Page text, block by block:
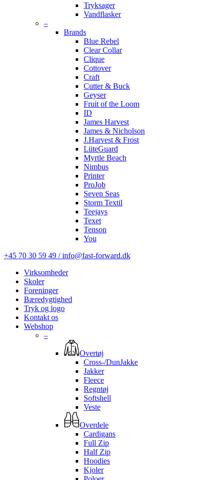
Tryksager
Vandflasker
–
Brands
Blue Rebel
Clear Collar
Clique
Cottover
Craft
Cutter & Buck
Geyser
Fruit of the Loom
ID
James Harvest
James & Nicholson
J.Harvest & Frost
LiiteGuard
Myrtle Beach
Nimbus
Printer
ProJob
Seven Seas
Storm Textil
Teejays
Texet
Tenson
You
+45 70 30 59 49 / info@fast-forward.dk
Virksomheder
Skoler
Foreninger
Bæredygtighed
Tryk og logo
Kontakt os
Webshop
–
Overtøj
Cross-/DunJakke
Jakker
Fleece
Regntøj
Softshell
Veste
Overdele
Cardigans
Full Zip
Half Zip
Hoodies
Kjoler